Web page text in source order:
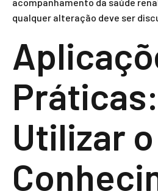
qualquer alteração deve ser
Utilizar o